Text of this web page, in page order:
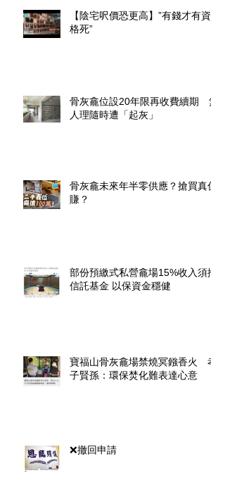
【陰宅呎價恐更高】”有錢才有資
格死”
骨灰龕位設20年限再收費續期 無
人理隨時遭「起灰」
骨灰龕未來年半零供應？搶買真係
賺？
部份預繳式私營龕場15%收入須撥
信託基金 以保資金穩健
寶福山骨灰龕場禁燒冥鏹香火 孝
子賢孫：環保焚化難表達心意
❌撤回申請